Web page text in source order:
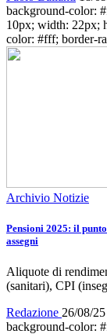
background-color:
10px; width: 22px;
color: #fff; border-
Archivio Notizie
Pensioni 2025: il
assegni
Aliquote di
(sanitari), CPI
Redazione 26/08/25
background-color: